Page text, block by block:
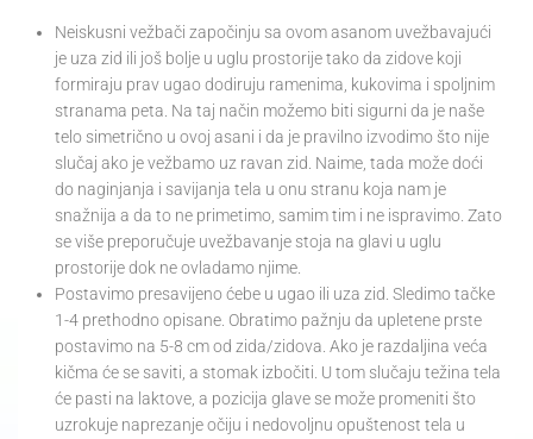
Neiskusni vežbači započinju sa ovom asanom uvežbavajući
je uza zid ili još bolje u uglu prostorije tako da zidove koji
formiraju prav ugao dodiruju ramenima, kukovima i spoljnim
stranama peta. Na taj način možemo biti sigurni da je naše
telo simetrično u ovoj asani i da je pravilno izvodimo što nije
slučaj ako je vežbamo uz ravan zid. Naime, tada može doći
do naginjanja i savijanja tela u onu stranu koja nam je
snažnija a da to ne primetimo, samim tim i ne ispravimo. Zato
se više preporučuje uvežbavanje stoja na glavi u uglu
prostorije dok ne ovladamo njime.
Postavimo presavijeno ćebe u ugao ili uza zid. Sledimo tačke
1-4 prethodno opisane. Obratimo pažnju da upletene prste
postavimo na 5-8 cm od zida/zidova. Ako je razdaljina veća
kičma će se saviti, a stomak izbočiti. U tom slučaju težina tela
će pasti na laktove, a pozicija glave se može promeniti što
uzrokuje naprezanje očiju i nedovoljnu opuštenost tela u